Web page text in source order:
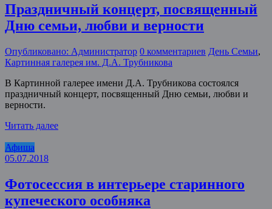
Праздничный концерт, посвященный
Дню семьи, любви и верности
Опубликовано: Администратор 0 комментариев День Семьи,
Картинная галерея им. Д.А. Трубникова
В Картинной галерее имени Д.А. Трубникова состоялся
праздничный концерт, посвященный Дню семьи, любви и
верности.
Читать далее
Афиша
05.07.2018
Фотосессия в интерьере старинного
купеческого особняка